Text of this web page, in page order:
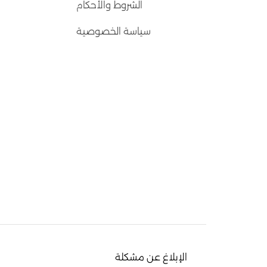
الشروط والأحكام
سياسة الخصوصية
الإبلاغ عن مشكلة